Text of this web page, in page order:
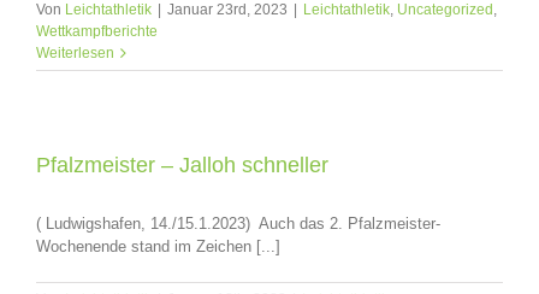
Von Leichtathletik Januar 23rd, 2023 Leichtathletik, Uncategorized ,
Wettkampfberichte
Weiterlesen
Pfalzmeister – Jalloh schneller
( Ludwigshafen, 14./15.1.2023) Auch das 2. Pfalzmeister-
Wochenende stand im Zeichen [...]